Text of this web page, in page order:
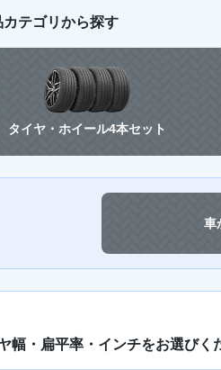
カテゴリから探す
タイヤ・ホイール4本セット
車
幅・扁平率・インチをお選びく